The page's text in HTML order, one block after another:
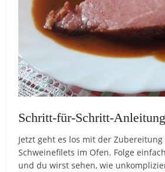
Schritt-für-Schritt-Anleitung
Jetzt geht es los mit der Zubereitung
Schweinefilets im Ofen. Folge
und du wirst sehen, wie